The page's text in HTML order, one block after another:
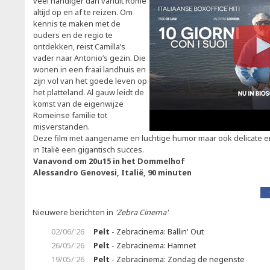
altijd op en af te reizen. Om
kennis te maken met de
ouders en de regio te
ontdekken, reist Camilla’s
vader naar Antonio’s gezin. Die
wonen in een fraai landhuis en
zijn vol van het goede leven op
het platteland. Al gauw leidt de
komst van de eigenwijze
Romeinse familie tot
misverstanden.
Deze film met aangename en luchtige humor maar ook delicate
in Italië een gigantisch succes.
Vanavond om 20u15 in het Dommelhof
Alessandro Genovesi, Italië, 90 minuten
Nieuwere berichten in 'Zebra Cinema'
02/06/'26
Pelt - Zebracinema: Ballin' Out
26/05/'26
Pelt - Zebracinema: Hamnet
19/05/'26
Pelt - Zebracinema: Zondag de negenste